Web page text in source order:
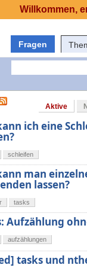
Fragen
Aktive
ich eine
schleifen
man
lassen?
tasks
Aufzählung
aufzählungen
tasks und
Willkommen,